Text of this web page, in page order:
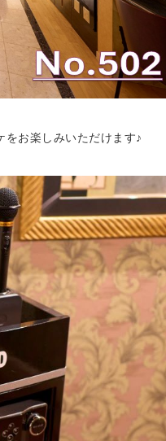
をお楽しみいただけます♪